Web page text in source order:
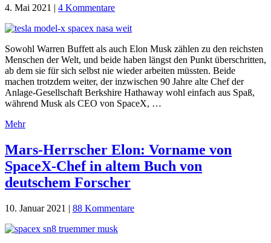
4. Mai 2021 | 4 Kommentare
Sowohl Warren Buffett als auch Elon Musk zählen zu den reichsten
Menschen der Welt, und beide haben längst den Punkt überschritten,
ab dem sie für sich selbst nie wieder arbeiten müssten. Beide
machen trotzdem weiter, der inzwischen 90 Jahre alte Chef der
Anlage-Gesellschaft Berkshire Hathaway wohl einfach aus Spaß,
während Musk als CEO von SpaceX, …
Mehr
Mars-Herrscher Elon: Vorname von
SpaceX-Chef in altem Buch von
deutschem Forscher
10. Januar 2021 | 88 Kommentare